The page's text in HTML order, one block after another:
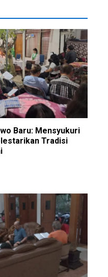
Baru: Mensyukuri
Tradisi